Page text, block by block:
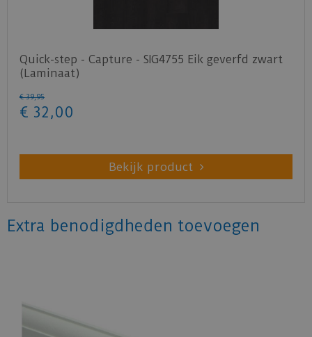
Quick-step - Capture - SIG4755 Eik geverfd zwart
(Laminaat)
€ 39,95
€ 32 ,00
Bekijk product
Extra benodigdheden toevoegen